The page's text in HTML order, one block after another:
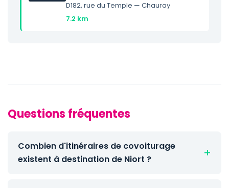
D182, rue du Temple — Chauray
7.2 km
Questions fréquentes
Combien d'itinéraires de covoiturage
existent à destination de Niort ?